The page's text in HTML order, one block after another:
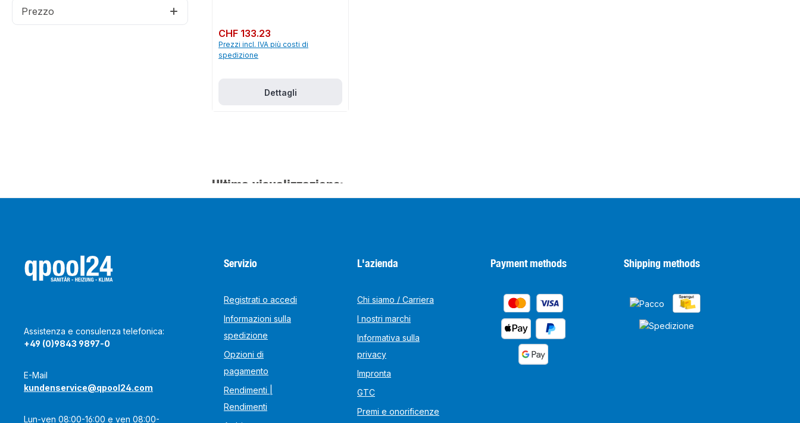
Prezzo
Prezzo normale:
CHF 133.23
Prezzi incl. IVA più costi di
spedizione
Dettagli
Ultima visualizzazione:
Assistenza e consulenza telefonica:
+49 (0)9843 9897-0
E-Mail
kundenservice@qpool24.com
Lun-ven 08:00-16:00 e ven 08:00-
Servizio
Registrati o accedi
Informazioni sulla
spedizione
Opzioni di
pagamento
Rendimenti |
Rendimenti
L'azienda
Chi siamo / Carriera
I nostri marchi
Informativa sulla
privacy
Impronta
GTC
Premi e onorificenze
Payment methods Shipping methods